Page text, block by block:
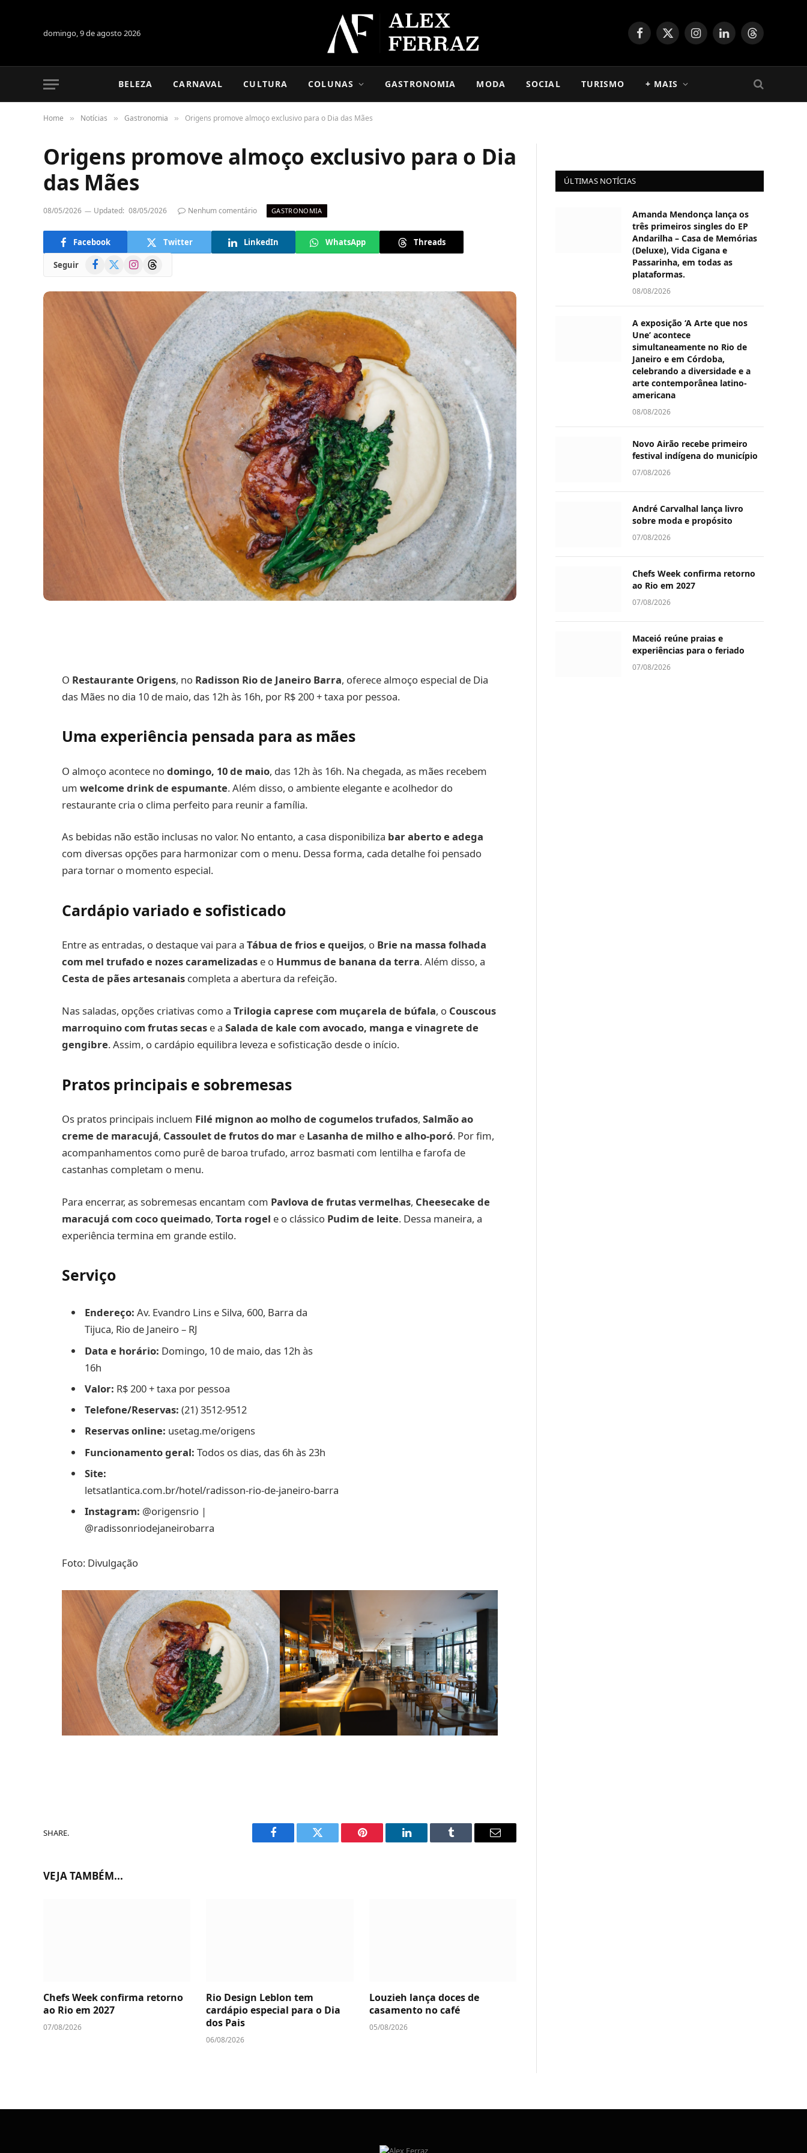
domingo, 9 de agosto 2026 Facebook
X
InstagramLinkedInThreads
BELEZA CARNAVAL CULTURA COLUNAS GASTRONOMIA MODA SOCIAL TURISMO + MAIS
Home » Notícias » Gastronomia » Origens promove almoço exclusivo para o Dia das Mães
Origens promove almoço exclusivo para o Dia
das Mães
08/05/2026 Updated: 08/05/2026 Nenhum comentário GASTRONOMIA
Facebook Twitter LinkedIn WhatsApp Threads
Seguir Facebook
(Twitter)
InstagramThreads
O Restaurante Origens, no Radisson Rio de Janeiro Barra, oferece almoço especial de Dia
das Mães no dia 10 de maio, das 12h às 16h, por R$ 200 + taxa por pessoa.
Uma experiência pensada para as mães
O almoço acontece nodomingo, 10 de maio, das 12h às 16h. Na chegada, as mães recebem
um welcome drink de espumante. Além disso, o ambiente elegante e acolhedor do
restaurante cria o clima perfeito para reunir a família.
As bebidas não estão inclusas no valor. No entanto, a casa disponibiliza bar aberto e adega
com diversas opções para harmonizar com o menu. Dessa forma, cada detalhe foi pensado
para tornar o momento especial.
Cardápio variado e sofisticado
Entre as entradas, o destaque vai para a Tábua de frios e queijos, o Brie na massa folhada
com mel trufado e nozes caramelizadas e o Hummus de banana da terra. Além disso, a
Cesta de pães artesanais completa a abertura da refeição.
Nas saladas, opções criativas como a Trilogia caprese com muçarela de búfala, o Couscous
marroquino com frutas secas e a Salada de kale com avocado, manga e vinagrete de
gengibre. Assim, o cardápio equilibra leveza e sofisticação desde o início.
Pratos principais e sobremesas
Os pratos principais incluem Filé mignon ao molho de cogumelos trufados, Salmão ao
creme de maracujá, Cassoulet de frutos do mar e Lasanha de milho e alho-poró. Por fim,
acompanhamentos como purê de baroa trufado, arroz basmati com lentilha e farofa de
castanhas completam o menu.
Para encerrar, as sobremesas encantam com Pavlova de frutas vermelhas, Cheesecake de
maracujá com coco queimado, Torta rogel e o clássico Pudim de leite. Dessa maneira, a
experiência termina em grande estilo.
Serviço
Endereço: Av. Evandro Lins e Silva, 600, Barra da
Tijuca, Rio de Janeiro – RJ
Data e horário: Domingo, 10 de maio, das 12h às
16h
Valor: R$ 200 + taxa por pessoa
Telefone/Reservas: (21) 3512-9512
Reservas online: usetag.me/origens
Funcionamento geral: Todos os dias, das 6h às 23h
Site:
letsatlantica.com.br/hotel/radisson-rio-de-janeiro-barra
Instagram: @origensrio |
@radissonriodejaneirobarra
Foto: Divulgação
SHARE.
Facebook Twitter Pinterest LinkedIn Tumblr Email
VEJA TAMBÉM...
Chefs Week confirma retorno
ao Rio em 2027
07/08/2026
Rio Design Leblon tem
cardápio especial para o Dia
dos Pais
06/08/2026
Louzieh lança doces de
casamento no café
05/08/2026
ÚLTIMAS NOTÍCIAS
Amanda Mendonça lança os
três primeiros singles do EP
Andarilha – Casa de Memórias
(Deluxe), Vida Cigana e
Passarinha, em todas as
plataformas.
08/08/2026
A exposição ‘A Arte que nos
Une’ acontece
simultaneamente no Rio de
Janeiro e em Córdoba,
celebrando a diversidade e a
arte contemporânea latino-
americana
08/08/2026
Novo Airão recebe primeiro
festival indígena do município
07/08/2026
André Carvalhal lança livro
sobre moda e propósito
07/08/2026
Chefs Week confirma retorno
ao Rio em 2027
07/08/2026
Maceió reúne praias e
experiências para o feriado
07/08/2026